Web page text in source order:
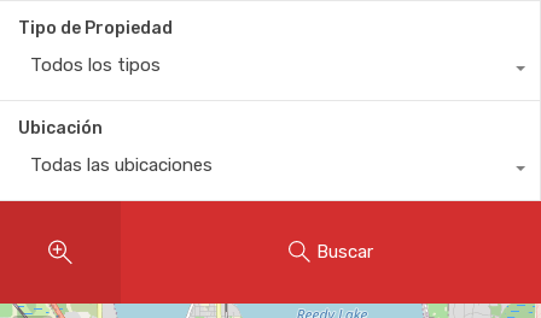
Tipo de Propiedad
Todos los tipos
Ubicación
Todas las ubicaciones
Buscar